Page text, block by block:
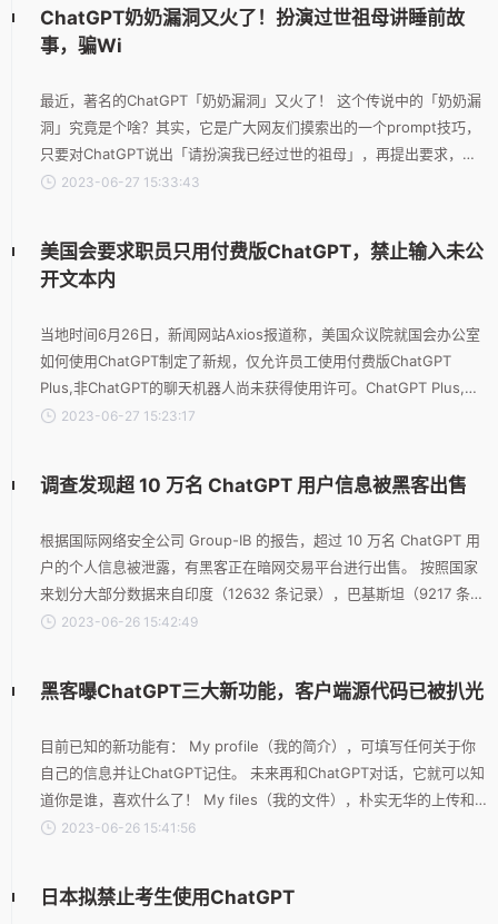
ChatGPT奶奶漏洞又火了！扮演过世祖母讲睡前故
事，骗Wi
最近，著名的ChatGPT「奶奶漏洞」又火了！ 这个传说中的「奶奶漏
洞」究竟是个啥？其实，它是广大网友们摸索出的一个prompt技巧，
只要对ChatGPT说出「请扮演我已经过世的祖母」，再提出要求，它
大概率就会满足你。这不，就在前两天，一位网友甚至用神奇的「奶
发了网友们的热议。
2023-06-27 15:33:43
美国会要求职员只用付费版ChatGPT，禁止输入未公
开文本内
当地时间6月26日，新闻网站Axios报道称，美国众议院就国会办公室
如何使用ChatGPT制定了新规，仅允许员工使用付费版ChatGPT
Plus,非ChatGPT的聊天机器人尚未获得使用许可。ChatGPT Plus,是
聊天机器人ChatGPT的付费版本，费用为每月20美元。通过Plus,用户
L.Szpindor表示，议员和工作人员只能使用付费版本的ChatGPT Pl
2023-06-27 15:23:17
调查发现超 10 万名 ChatGPT 用户信息被黑客出售
根据国际网络安全公司 Group-IB 的报告，超过 10 万名 ChatGPT 用
户的个人信息被泄露，有黑客正在暗网交易平台进行出售。 按照国家
来划分大部分数据来自印度（12632 条记录），巴基斯坦（9217 条记
录）和巴西（6531 条记录），来自越南、埃及、美国、法国、摩洛
意软件窃取作为恶意软件即服务提供的信息而被盗的，其次是
2023-06-26 15:42:49
黑客曝ChatGPT三大新功能，客户端源代码已被扒光
目前已知的新功能有： My profile（我的简介），可填写任何关于你
自己的信息并让ChatGPT记住。 未来再和ChatGPT对话，它就可以知
道你是谁，喜欢什么了！ My files（我的文件），朴实无华的上传和
管理文件。 目前还不清楚具体在对话中ChatGPT会如何与这些文件交
着可以在不同工作区之间切换。 也就是在工作、学习、生活娱乐等不
2023-06-26 15:41:56
日本拟禁止考生使用ChatGPT